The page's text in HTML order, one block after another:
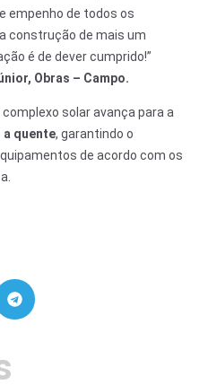
empenho de todos os
construção de mais um
é de dever cumprido!”
Obras – Campo.
solar avança para a
quente, garantindo o
de acordo com os